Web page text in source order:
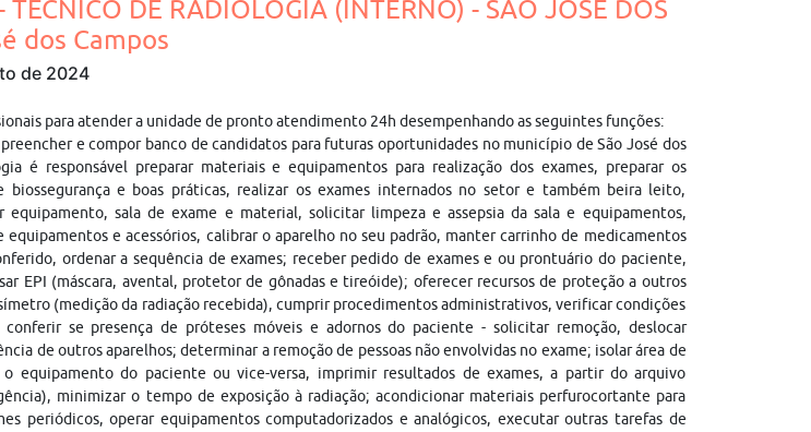
DE RADIOLOGIA (INTERNO) - SÃO JOSÉ DOS
dos Campos
de 2024
para atender a unidade de pronto atendimento 24h desempenhando as seguintes funções:
e compor banco de candidatos para futuras oportunidades no município de São José dos
é responsável preparar materiais e equipamentos para realização dos exames, preparar os
biossegurança e boas práticas, realizar os exames internados no setor e também beira leito,
equipamento, sala de exame e material, solicitar limpeza e assepsia da sala e equipamentos,
equipamentos e acessórios, calibrar o aparelho no seu padrão, manter carrinho de medicamentos
ordenar a sequência de exames; receber pedido de exames e ou prontuário do paciente,
EPI (máscara, avental, protetor de gônadas e tireóide); oferecer recursos de proteção a outros
(medição da radiação recebida), cumprir procedimentos administrativos, verificar condições
se presença de próteses móveis e adornos do paciente - solicitar remoção, deslocar
de outros aparelhos; determinar a remoção de pessoas não envolvidas no exame; isolar área de
o equipamento do paciente ou vice-versa, imprimir resultados de exames, a partir do arquivo
minimizar o tempo de exposição à radiação; acondicionar materiais perfurocortante para
periódicos, operar equipamentos computadorizados e analógicos, executar outras tarefas de